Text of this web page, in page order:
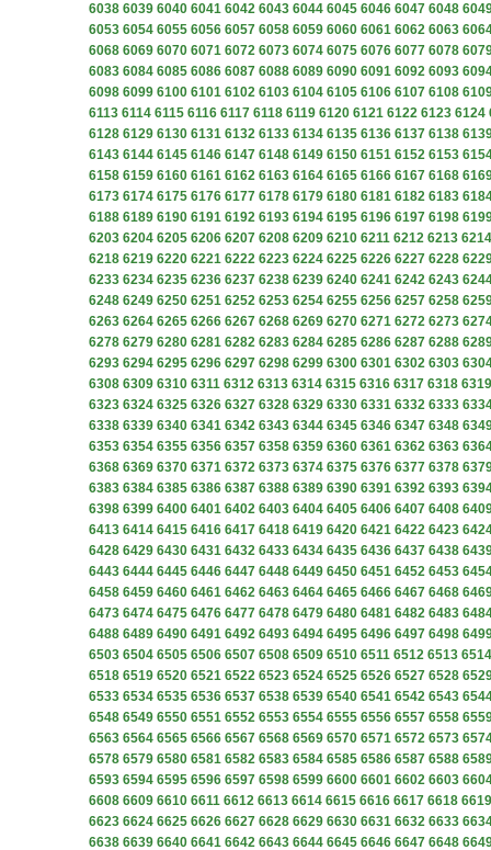
6038 6039 6040 6041 6042 6043 6044 6045 6046 6047 6048
6053 6054 6055 6056 6057 6058 6059 6060 6061 6062 6063
6068 6069 6070 6071 6072 6073 6074 6075 6076 6077 6078
6083 6084 6085 6086 6087 6088 6089 6090 6091 6092 6093
6098 6099 6100 6101 6102 6103 6104 6105 6106 6107 6108
6113 6114 6115 6116 6117 6118 6119 6120 6121 6122 6123 6124
6128 6129 6130 6131 6132 6133 6134 6135 6136 6137 6138
6143 6144 6145 6146 6147 6148 6149 6150 6151 6152 6153
6158 6159 6160 6161 6162 6163 6164 6165 6166 6167 6168
6173 6174 6175 6176 6177 6178 6179 6180 6181 6182 6183
6188 6189 6190 6191 6192 6193 6194 6195 6196 6197 6198
6203 6204 6205 6206 6207 6208 6209 6210 6211 6212 6213 6214
6218 6219 6220 6221 6222 6223 6224 6225 6226 6227 6228
6233 6234 6235 6236 6237 6238 6239 6240 6241 6242 6243
6248 6249 6250 6251 6252 6253 6254 6255 6256 6257 6258
6263 6264 6265 6266 6267 6268 6269 6270 6271 6272 6273
6278 6279 6280 6281 6282 6283 6284 6285 6286 6287 6288
6293 6294 6295 6296 6297 6298 6299 6300 6301 6302 6303
6308 6309 6310 6311 6312 6313 6314 6315 6316 6317 6318 6319
6323 6324 6325 6326 6327 6328 6329 6330 6331 6332 6333
6338 6339 6340 6341 6342 6343 6344 6345 6346 6347 6348
6353 6354 6355 6356 6357 6358 6359 6360 6361 6362 6363
6368 6369 6370 6371 6372 6373 6374 6375 6376 6377 6378
6383 6384 6385 6386 6387 6388 6389 6390 6391 6392 6393
6398 6399 6400 6401 6402 6403 6404 6405 6406 6407 6408
6413 6414 6415 6416 6417 6418 6419 6420 6421 6422 6423
6428 6429 6430 6431 6432 6433 6434 6435 6436 6437 6438
6443 6444 6445 6446 6447 6448 6449 6450 6451 6452 6453
6458 6459 6460 6461 6462 6463 6464 6465 6466 6467 6468
6473 6474 6475 6476 6477 6478 6479 6480 6481 6482 6483
6488 6489 6490 6491 6492 6493 6494 6495 6496 6497 6498
6503 6504 6505 6506 6507 6508 6509 6510 6511 6512 6513 6514
6518 6519 6520 6521 6522 6523 6524 6525 6526 6527 6528
6533 6534 6535 6536 6537 6538 6539 6540 6541 6542 6543
6548 6549 6550 6551 6552 6553 6554 6555 6556 6557 6558
6563 6564 6565 6566 6567 6568 6569 6570 6571 6572 6573
6578 6579 6580 6581 6582 6583 6584 6585 6586 6587 6588
6593 6594 6595 6596 6597 6598 6599 6600 6601 6602 6603
6608 6609 6610 6611 6612 6613 6614 6615 6616 6617 6618 6619
6623 6624 6625 6626 6627 6628 6629 6630 6631 6632 6633
6638 6639 6640 6641 6642 6643 6644 6645 6646 6647 6648